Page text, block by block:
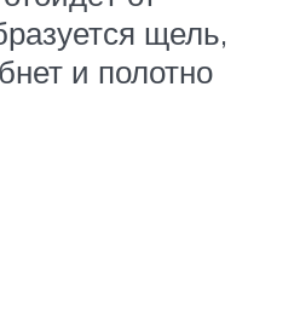
щель,
и полотно